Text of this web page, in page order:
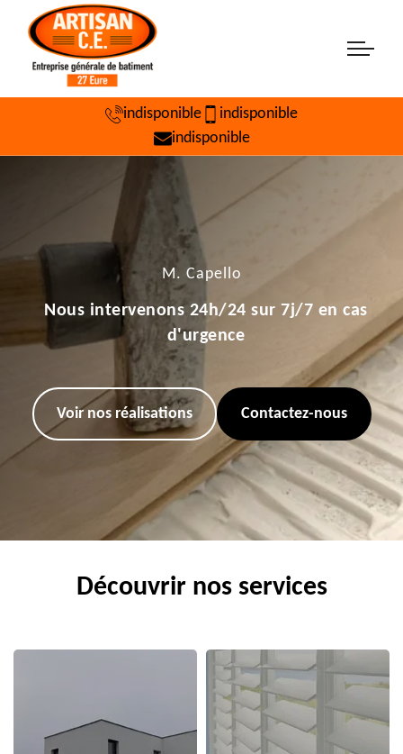
indisponible
indisponible
indisponible
M. Capello
Nous intervenons 24h/24 sur 7j/7 en cas
d'urgence
Voir nos réalisations Contactez-nous
Découvrir nos services